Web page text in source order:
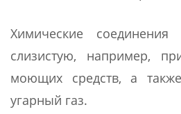
Химические соединения
слизистую, например,
моющих средств, а
угарный газ.